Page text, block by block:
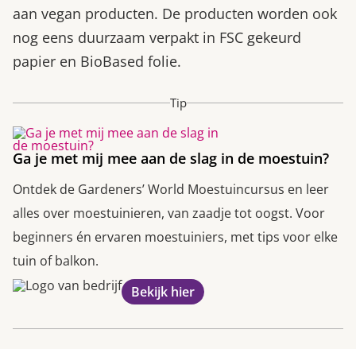
aan vegan producten. De producten worden ook
nog eens duurzaam verpakt in FSC gekeurd
papier en BioBased folie.
Tip
Ga je met mij mee aan de slag in de moestuin?
Ontdek de Gardeners’ World Moestuincursus en leer
alles over moestuinieren, van zaadje tot oogst. Voor
beginners én ervaren moestuiniers, met tips voor elke
tuin of balkon.
Bekijk hier